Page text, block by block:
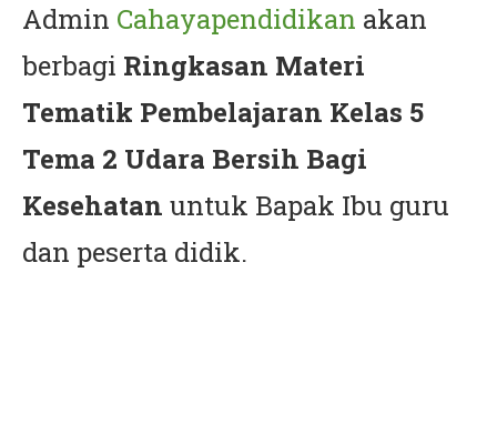
Admin Cahayapendidikan akan
berbagi Ringkasan Materi
Tematik Pembelajaran Kelas 5
Tema 2 Udara Bersih Bagi
Kesehatan untuk Bapak Ibu guru
dan peserta didik.